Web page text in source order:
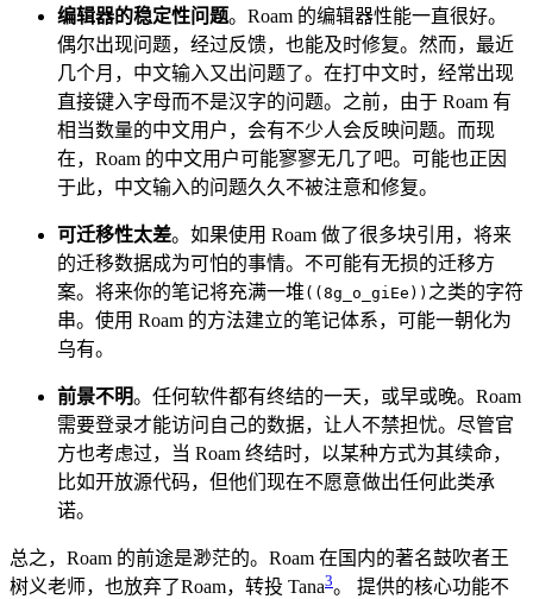
编辑器的稳定性问题。Roam 的编辑器性能一直很好。
偶尔出现问题，经过反馈，也能及时修复。然而，最近
几个月，中文输入又出问题了。在打中文时，经常出现
直接键入字母而不是汉字的问题。之前，由于 Roam 有
相当数量的中文用户，会有不少人会反映问题。而现
在，Roam 的中文用户可能寥寥无几了吧。可能也正因
于此，中文输入的问题久久不被注意和修复。
可迁移性太差。如果使用 Roam 做了很多块引用，将来
的迁移数据成为可怕的事情。不可能有无损的迁移方
案。将来你的笔记将充满一堆 ((8g_o_giEe)) 之类的字符
串。使用 Roam 的方法建立的笔记体系，可能一朝化为
乌有。
前景不明。任何软件都有终结的一天，或早或晚。Roam
需要登录才能访问自己的数据，让人不禁担忧。尽管官
方也考虑过，当 Roam 终结时，以某种方式为其续命，
比如开放源代码，但他们现在不愿意做出任何此类承
诺。
总之，Roam 的前途是渺茫的。Roam 在国内的著名鼓吹者王
树义老师，也放弃了Roam，转投 Tana3。 提供的核心功能不